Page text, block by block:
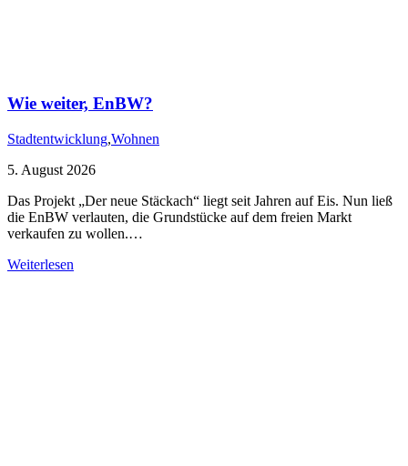
Wie weiter, EnBW?
Stadtentwicklung,Wohnen
5. August 2026
Das Projekt „Der neue Stäckach“ liegt seit Jahren auf Eis. Nun ließ
die EnBW verlauten, die Grundstücke auf dem freien Markt
verkaufen zu wollen.…
Weiterlesen